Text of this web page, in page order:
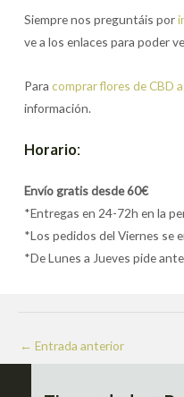
Siempre nos preguntáis por
ve a los enlaces para poder
Paracomprar flores de CBD
información.
Horario:
Envío gratis desde 60€
*Entregas en 24-72h en la
*Los pedidos del Viernes se
*De Lunes a Jueves pide
Navegación
de
← Entrada anterior